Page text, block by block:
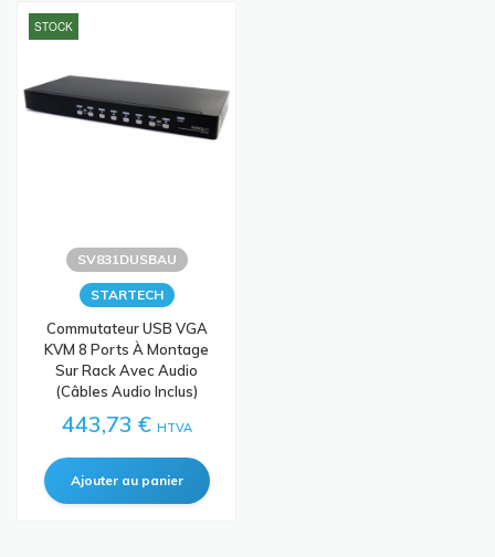
STOCK
SV831DUSBAU
STARTECH
Commutateur USB VGA
KVM 8 Ports À Montage
Sur Rack Avec Audio
(câbles Audio Inclus)
443,73 € HTVA